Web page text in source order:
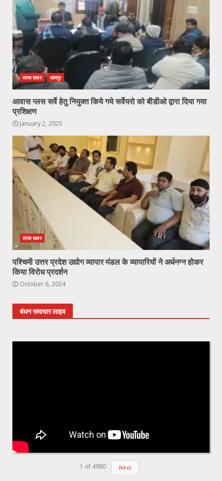
ताजा खबर धामपुर
आवास प्लस सर्वे हेतु नियुक्त किये गये सर्वेयरो को बीडीओ द्वारा दिया गया
प्रशिक्षण
January 2, 2025
ताजा खबर
पश्चिमी उत्तर प्रदेश उद्योग व्यापार मंडल के व्यापारियों ने अर्धनग्न होकर
किया विरोध प्रदर्शन
October 6, 2024
बंधन समाचार लाइव
1 of 4980 Next